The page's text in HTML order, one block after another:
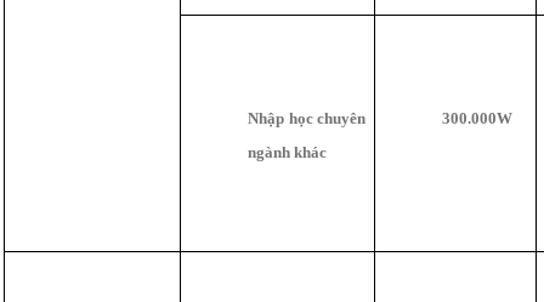
Nhập học chuyên
ngành khác
300.000W